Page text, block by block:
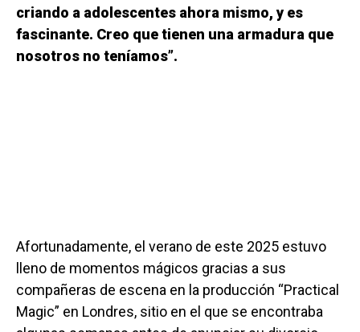
criando a adolescentes ahora mismo, y es
fascinante. Creo que tienen una armadura que
nosotros no teníamos”.
Afortunadamente, el verano de este 2025 estuvo
lleno de momentos mágicos gracias a sus
compañeras de escena en la producción “Practical
Magic” en Londres, sitio en el que se encontraba